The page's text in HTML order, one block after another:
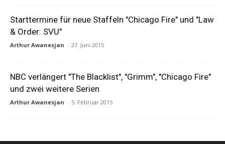
Starttermine für neue Staffeln "Chicago Fire" und "Law
& Order: SVU"
Arthur Awanesjan - 27. Juni 2015
NBC verlängert "The Blacklist", "Grimm", "Chicago Fire"
und zwei weitere Serien
Arthur Awanesjan - 5. Februar 2015